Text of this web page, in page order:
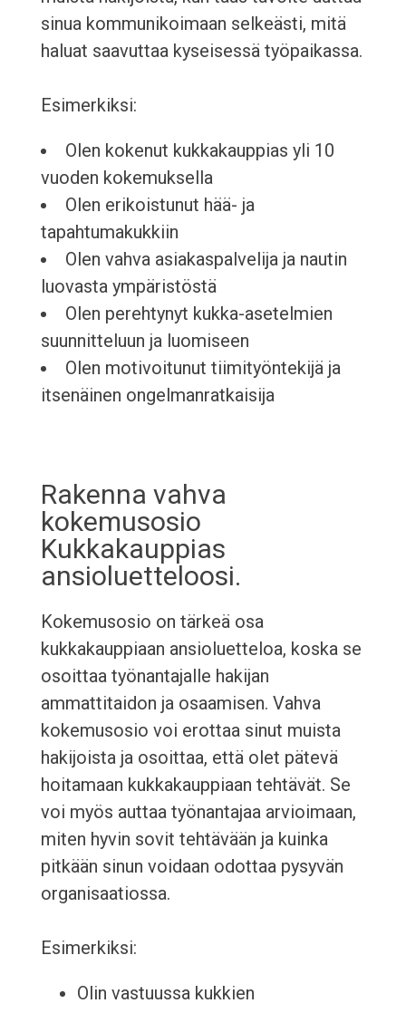
sinua kommunikoimaan selkeästi, mitä
haluat saavuttaa kyseisessä työpaikassa.
Esimerkiksi:
Olen kokenut kukkakauppias yli 10
vuoden kokemuksella
Olen erikoistunut hää- ja
tapahtumakukkiin
Olen vahva asiakaspalvelija ja nautin
luovasta ympäristöstä
Olen perehtynyt kukka-asetelmien
suunnitteluun ja luomiseen
Olen motivoitunut tiimityöntekijä ja
itsenäinen ongelmanratkaisija
Rakenna vahva
kokemusosio
Kukkakauppias
ansioluetteloosi.
Kokemusosio on tärkeä osa
kukkakauppiaan ansioluetteloa, koska se
osoittaa työnantajalle hakijan
ammattitaidon ja osaamisen. Vahva
kokemusosio voi erottaa sinut muista
hakijoista ja osoittaa, että olet pätevä
hoitamaan kukkakauppiaan tehtävät. Se
voi myös auttaa työnantajaa arvioimaan,
miten hyvin sovit tehtävään ja kuinka
pitkään sinun voidaan odottaa pysyvän
organisaatiossa.
Esimerkiksi:
Olin vastuussa kukkien